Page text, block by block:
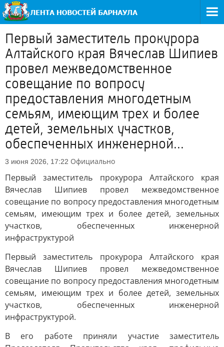
Первый заместитель прокурора
Алтайского края Вячеслав Шипиев
провел межведомственное
совещание по вопросу
предоставления многодетным
семьям, имеющим трех и более
детей, земельных участков,
обеспеченных инженерной...
3 июня 2026, 17:22 Официально
Первый заместитель прокурора Алтайского края
Вячеслав Шипиев провел межведомственное
совещание по вопросу предоставления многодетным
семьям, имеющим трех и более детей, земельных
участков, обеспеченных инженерной
инфраструктурой
Первый заместитель прокурора Алтайского края
Вячеслав Шипиев провел межведомственное
совещание по вопросу предоставления многодетным
семьям, имеющим трех и более детей, земельных
участков, обеспеченных инженерной
инфраструктурой.
В его работе приняли участие заместитель